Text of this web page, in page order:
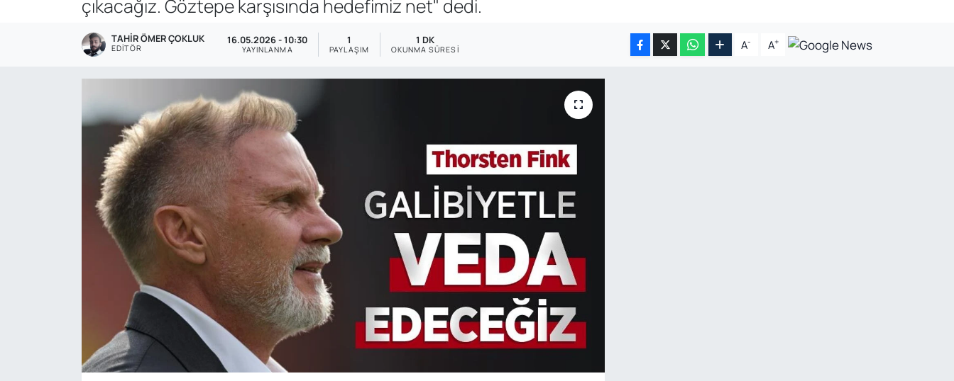
çıkacağız. Göztepe karşısında hedefimiz net" dedi.
TAHIR ÖMER ÇOKLUK
EDITÖR
16.05.2026 - 10:30
YAYINLANMA
1
PAYLAŞIM
1 DK
OKUNMA SÜRESI A- A+
Gündem